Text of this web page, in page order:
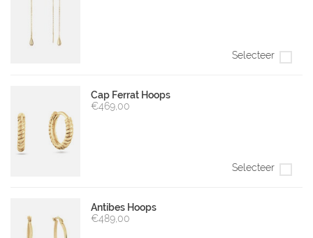
Selecteer
Cap Ferrat Hoops
€469,00
Selecteer
Antibes Hoops
€489,00